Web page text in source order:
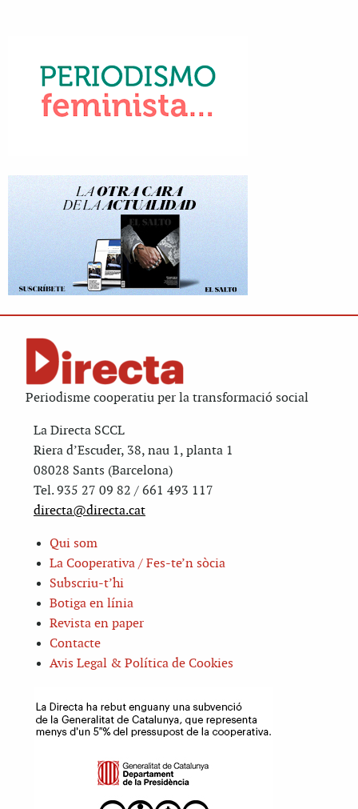
Periodisme cooperatiu per la transformació social
La Directa SCCL
Riera d’Escuder, 38, nau 1, planta 1
08028 Sants (Barcelona)
Tel. 935 27 09 82 / 661 493 117
directa@directa.cat
Qui som
La Cooperativa / Fes-te’n sòcia
Subscriu-t’hi
Botiga en línia
Revista en paper
Contacte
Avis Legal & Política de Cookies